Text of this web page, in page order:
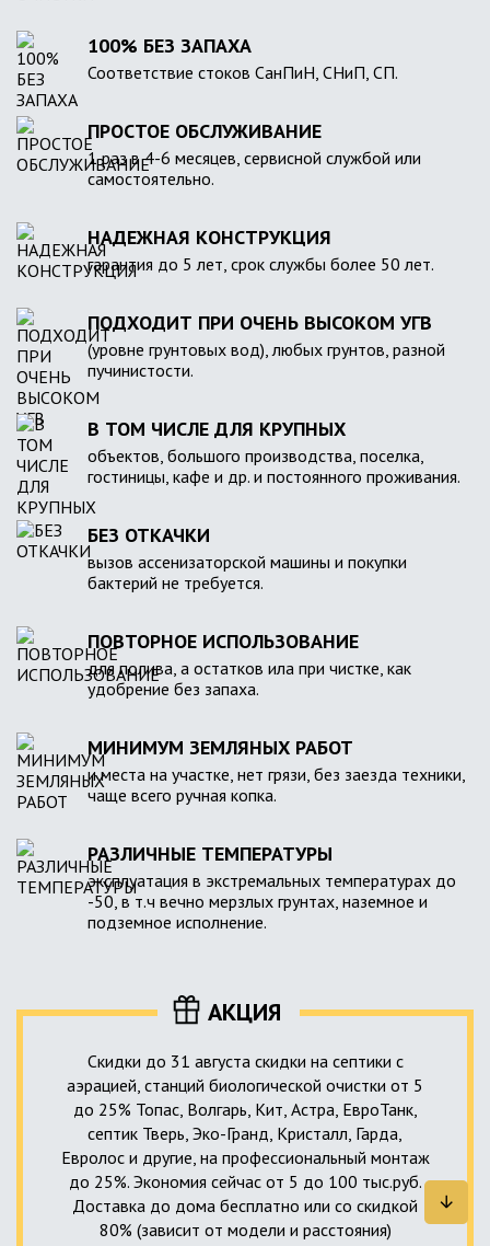
100% БЕЗ ЗАПАХА
Соответствие стоков СанПиН, СНиП, СП.
ПРОСТОЕ ОБСЛУЖИВАНИЕ
1 раз в 4-6 месяцев, сервисной службой или
самостоятельно.
НАДЕЖНАЯ КОНСТРУКЦИЯ
гарантия до 5 лет, срок службы более 50 лет.
ПОДХОДИТ ПРИ ОЧЕНЬ ВЫСОКОМ УГВ
(уровне грунтовых вод), любых грунтов, разной
пучинистости.
В ТОМ ЧИСЛЕ ДЛЯ КРУПНЫХ
объектов, большого производства, поселка,
гостиницы, кафе и др. и постоянного проживания.
БЕЗ ОТКАЧКИ
вызов ассенизаторской машины и покупки
бактерий не требуется.
ПОВТОРНОЕ ИСПОЛЬЗОВАНИЕ
для полива, а остатков ила при чистке, как
удобрение без запаха.
МИНИМУМ ЗЕМЛЯНЫХ РАБОТ
и места на участке, нет грязи, без заезда техники,
чаще всего ручная копка.
РАЗЛИЧНЫЕ ТЕМПЕРАТУРЫ
эксплуатация в экстремальных температурах до
-50, в т.ч вечно мерзлых грунтах, наземное и
подземное исполнение.
АКЦИЯ
Скидки до 31 августа скидки на септики с
аэрацией, станций биологической очистки от 5
до 25% Топас, Волгарь, Кит, Астра, ЕвроТанк,
септик Тверь, Эко-Гранд, Кристалл, Гарда,
Евролос и другие, на профессиональный монтаж
до 25%. Экономия сейчас от 5 до 100 тыс.руб.
Доставка до дома бесплатно или со скидкой
80% (зависит от модели и расстояния)